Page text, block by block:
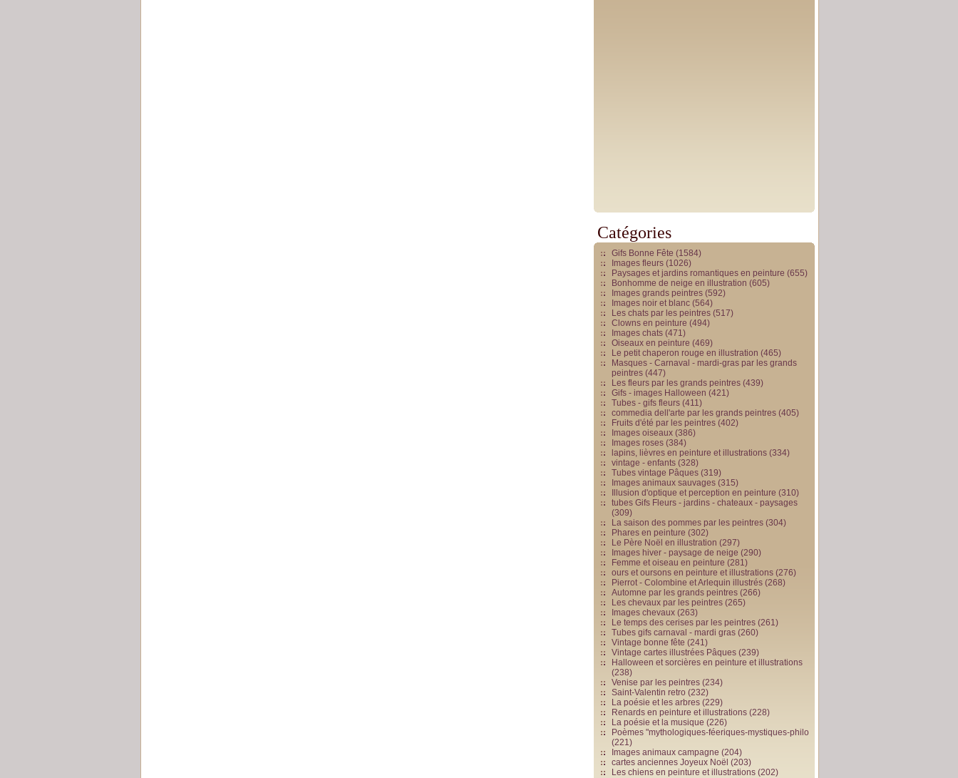
Catégories
Gifs Bonne Fête (1584)
Images fleurs (1026)
Paysages et jardins romantiques en peinture (655)
Bonhomme de neige en illustration (605)
Images grands peintres (592)
Images noir et blanc (564)
Les chats par les peintres (517)
Clowns en peinture (494)
Images chats (471)
Oiseaux en peinture (469)
Le petit chaperon rouge en illustration (465)
Masques - Carnaval - mardi-gras par les grands
peintres (447)
Les fleurs par les grands peintres (439)
Gifs - images Halloween (421)
Tubes - gifs fleurs (411)
commedia dell'arte par les grands peintres (405)
Fruits d'été par les peintres (402)
Images oiseaux (386)
Images roses (384)
lapins, lièvres en peinture et illustrations (334)
vintage - enfants (328)
Tubes vintage Pâques (319)
Images animaux sauvages (315)
Illusion d'optique et perception en peinture (310)
tubes Gifs Fleurs - jardins - chateaux - paysages
(309)
La saison des pommes par les peintres (304)
Phares en peinture (302)
Le Père Noël en illustration (297)
Images hiver - paysage de neige (290)
Femme et oiseau en peinture (281)
ours et oursons en peinture et illustrations (276)
Pierrot - Colombine et Arlequin illustrés (268)
Automne par les grands peintres (266)
Les chevaux par les peintres (265)
Images chevaux (263)
Le temps des cerises par les peintres (261)
Tubes gifs carnaval - mardi gras (260)
Vintage bonne fête (241)
Vintage cartes illustrées Pâques (239)
Halloween et sorcières en peinture et illustrations
(238)
Venise par les peintres (234)
Saint-Valentin retro (232)
La poésie et les arbres (229)
Renards en peinture et illustrations (228)
La poésie et la musique (226)
Poèmes "mythologiques-féeriques-mystiques-philo
(221)
Images animaux campagne (204)
cartes anciennes Joyeux Noël (203)
Les chiens en peinture et illustrations (202)